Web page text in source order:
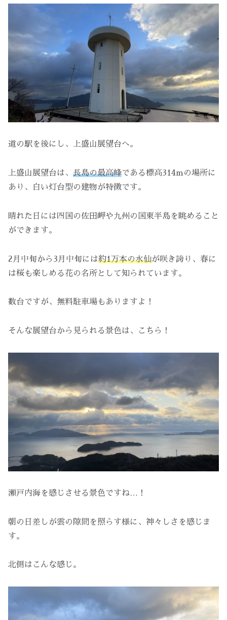
道の駅を後にし、上盛山展望台へ。
上盛山展望台は、 長島の最高峰である標高314mの場所に
あり、白い灯台型の建物が特徴です。
晴れた日には四国の佐田岬や九州の国東半島を眺めること
ができます。
2月中旬から3月中旬には約1万本の水仙が咲き誇り、春に
は桜も楽しめる花の名所として知られています。
数台ですが、無料駐車場もありますよ！
そんな展望台から見られる景色は、こちら！
瀬戸内海を感じさせる景色ですね…！
朝の日差しが雲の隙間を照らす様に、神々しさを感じま
す。
北側はこんな感じ。